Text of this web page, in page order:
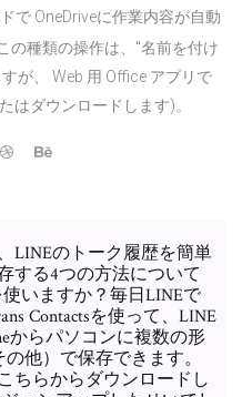
で OneDriveに作業内容が自動
の種類の操作は、"名前を付け
が、 Web 用 Office アプリで
はダウンロードします)。
LINEのトーク履歴を簡単
する4つの方法について
いますか？毎日LINEで
Contactsを使って、LINE
からパソコンに複数の形
他）で保存できます。
ちらからダウンロードし